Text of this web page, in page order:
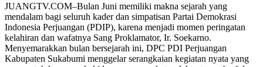
JUANGTV.COM–Bulan Juni memiliki makna sejarah yang
mendalam bagi seluruh kader dan simpatisan Partai Demokrasi
Indonesia Perjuangan (PDIP), karena menjadi momen peringatan
kelahiran dan wafatnya Sang Proklamator, Ir. Soekarno.
Menyemarakkan bulan bersejarah ini, DPC PDI Perjuangan
Kabupaten Sukabumi menggelar serangkaian kegiatan nyata yang